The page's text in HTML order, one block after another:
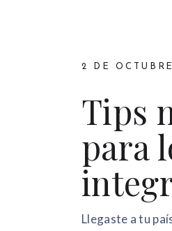
2 DE
Tips
para
Llegaste a tu